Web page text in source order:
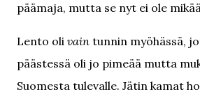
päämaja, mutta se nyt ei ole
Lento oli vain tunnin myöhässä,
päästessä oli jo pimeää mutta
Suomesta tulevalle. Jätin kamat